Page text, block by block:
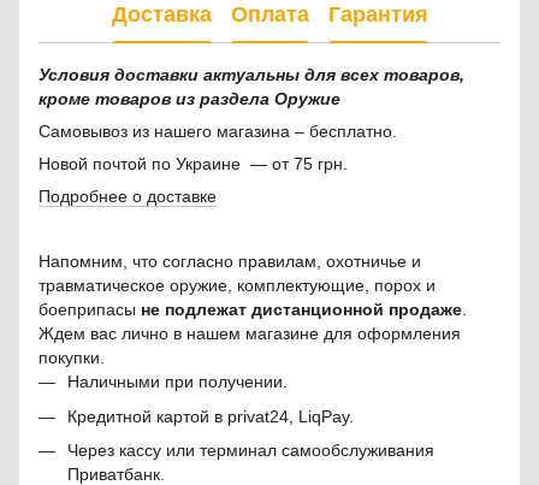
Доставка Оплата Гарантия
Условия доставки актуальны для всех товаров,
кроме товаров из раздела Оружие
Самовывоз из нашего магазина – бесплатно.
Новой почтой по Украине — от 75 грн.
Подробнее о доставке
Напомним, что согласно правилам, охотничье и
травматическое оружие, комплектующие, порох и
боеприпасы не подлежат дистанционной продаже
Ждем вас лично в нашем магазине для оформления
покупки.
Наличными при получении.
Кредитной картой в privat24, LiqPay.
Через кассу или терминал самообслуживания
Приватбанк.